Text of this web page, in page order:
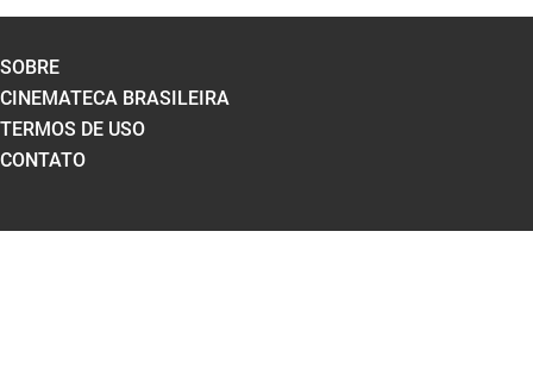
SOBRE
CINEMATECA BRASILEIRA
TERMOS DE USO
CONTATO